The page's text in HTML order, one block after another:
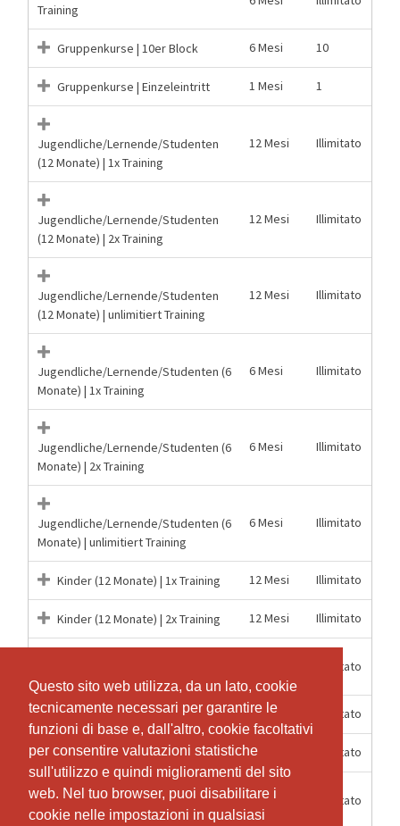
Questo sito web utilizza, da un lato, cookie
tecnicamente necessari per garantire le
funzioni di base e, dall'altro, cookie facoltativi
per consentire valutazioni statistiche
sull'utilizzo e quindi miglioramenti del sito
web. Nel tuo browser, puoi disabilitare i
cookie nelle impostazioni in qualsiasi
Questo sito web utilizza, da un lato, cookie
tecnicamente necessari per garantire le
funzioni di base e, dall'altro, cookie facoltativi
per consentire valutazioni statistiche
sull'utilizzo e quindi miglioramenti del sito
web. Nel tuo browser, puoi disabilitare i
cookie nelle impostazioni in qualsiasi
Training
Gruppenkurse | 10er Block 6 Mesi 10
Gruppenkurse | Einzeleintritt 1 Mesi 1
Jugendliche/Lernende/Studenten
(12 Monate) | 1x Training
12 Mesi Illimitato
Jugendliche/Lernende/Studenten
(12 Monate) | 2x Training
12 Mesi Illimitato
Jugendliche/Lernende/Studenten
(12 Monate) | unlimitiert Training
12 Mesi Illimitato
Jugendliche/Lernende/Studenten (6
Monate) | 1x Training
6 Mesi Illimitato
Jugendliche/Lernende/Studenten (6
Monate) | 2x Training
6 Mesi Illimitato
Jugendliche/Lernende/Studenten (6
Monate) | unlimitiert Training
6 Mesi Illimitato
Kinder (12 Monate) | 1x Training 12 Mesi Illimitato
Kinder (12 Monate) | 2x Training 12 Mesi Illimitato
Illimitato
Kinder (6 Monate) | 1x Training 6 Mesi Illimitato
Kinder (6 Monate) | 2x Training 6 Mesi Illimitato
Kinder (6 Monate) | unlimitiert
Training
6 Mesi Illimitato